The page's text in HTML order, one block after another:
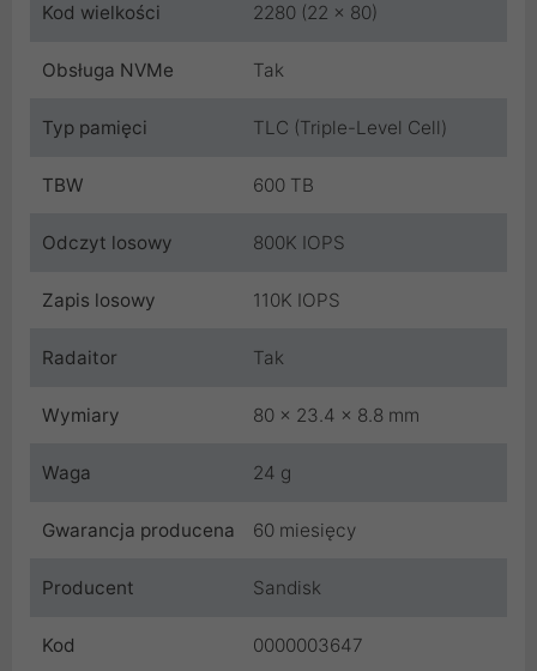
Kod wielkości 2280 (22 x 80)
Obsługa NVMe Tak
Typ pamięci TLC (Triple-Level Cell)
TBW 600 TB
Odczyt losowy 800K IOPS
Zapis losowy 110K IOPS
Radaitor Tak
Wymiary 80 x 23.4 x 8.8 mm
Waga 24 g
Gwarancja producena 60 miesięcy
Producent Sandisk
Kod 0000003647